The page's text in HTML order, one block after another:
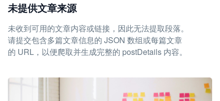
未提供文章来源
未收到可用的文章内容或链接，因此无法提取段落。
请提交包含多篇文章信息的 JSON 数组或每篇文章
的 URL，以便爬取并生成完整的 postDetails 内容。